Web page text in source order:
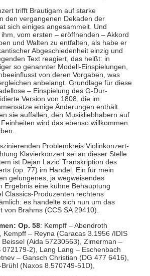
trifft Brautigam auf starke
den vergangenen Dekaden der
sich einiges angesammelt. Und
vom ersten – eröffnenden – Akkord
und Walten zu entfalten, als habe er
Abgeschiedenheit einzig und
Text reagiert, das heißt: in
so genannter Modell-Einspielungen,
von deren Vorgaben, was
anbelangt. Grundlage für diese
– Einspielung des G-Dur-
Version von 1808, die im
einige Änderungen enthält.
sie auffallen, den Musikliebhabern auf
wird das ebenso willkommen
Problemkreis Violinkonzert-
Klavierkonzert sei an dieser Stelle
ist Dejan Lazic’ Transkription des
(op. 77) im Handel. Ein für mein
gelungenes, ja wegweisendes
Ergebnis eine kühne Behauptung
Classics-Produzenten rechtens
es handelte sich nun um das
von Brahms (CCS SA 29410).
Op. 58: Kempff – Abendroth
Kempff – Reyna (Caracas 3.1956 /IDIS
(Aida 57230563), Zimerman –
072179-2), Lang Lang – Eschenbach
– Gansch Christian (DG 477 6416),
(Naxos 8.570749-51D),